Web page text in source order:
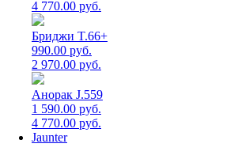
4 770.00 руб.
Бриджи T.66+
990.00 руб.
2 970.00 руб.
Анорак J.559
1 590.00 руб.
4 770.00 руб.
Jaunter